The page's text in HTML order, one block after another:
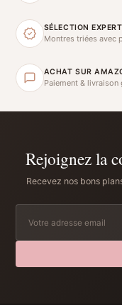
SÉLECTION
Montres triées avec
ACHAT SUR
Paiement & livraison
Rejoignez la
Recevez nos bons